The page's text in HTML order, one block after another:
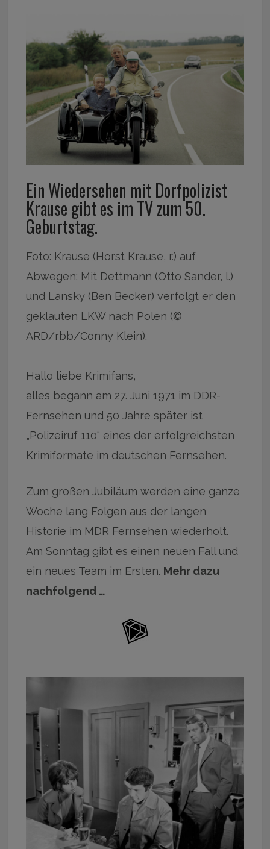
Ein Wiedersehen mit Dorfpolizist
Krause gibt es im TV zum 50.
Geburtstag.
Foto: Krause (Horst Krause, r.) auf
Abwegen: Mit Dettmann (Otto Sander, l.)
und Lansky (Ben Becker) verfolgt er den
geklauten LKW nach Polen (©
ARD/rbb/Conny Klein).
Hallo liebe Krimifans,
alles begann am 27. Juni 1971 im DDR-
Fernsehen und 50 Jahre später ist
„Polizeiruf 110“ eines der erfolgreichsten
Krimiformate im deutschen Fernsehen.
Zum großen Jubiläum werden eine ganze
Woche lang Folgen aus der langen
Historie im MDR Fernsehen wiederholt.
Am Sonntag gibt es einen neuen Fall und
ein neues Team im Ersten. Mehr dazu
nachfolgend …